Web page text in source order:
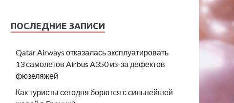
ПОСЛЕДНИЕ ЗАПИСИ
Qatar Airways отказалась эксплуатировать
13 самолетов Airbus A350 из-за дефектов
фюзеляжей
Как туристы сегодня борются с сильнейшей